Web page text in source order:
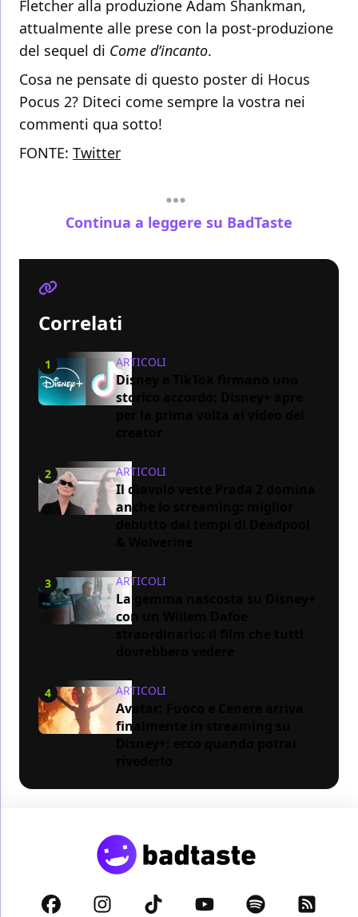
Fletcher alla produzione Adam Shankman,
attualmente alle prese con la post-produzione
del sequel di Come d’incanto.
Cosa ne pensate di questo poster di Hocus
Pocus 2? Diteci come sempre la vostra nei
commenti qua sotto!
FONTE: Twitter
Continua a leggere su BadTaste
Correlati
1 ARTICOLI
Disney e TikTok firmano uno
storico accordo: Disney+ apre
2 ARTICOLI
Il diavolo veste Prada 2 domina
anche lo streaming: miglior
3 ARTICOLI
La gemma nascosta su Disney+
con un Willem Dafoe
4 ARTICOLI
Avatar: Fuoco e Cenere arriva
finalmente in streaming su